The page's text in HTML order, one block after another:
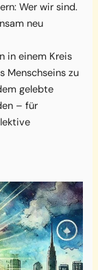
Wer wir sind.
neu
in einem Kreis
Menschseins zu
gelebte
– für